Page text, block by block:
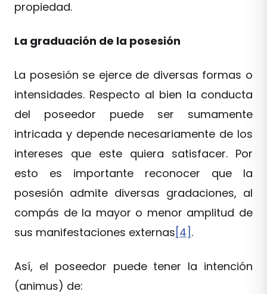
propiedad.
La graduación de la posesión
La posesión se ejerce de diversas formas o
intensidades. Respecto al bien la conducta
del poseedor puede ser sumamente
intricada y depende necesariamente de los
intereses que este quiera satisfacer. Por
esto es importante reconocer que la
posesión admite diversas gradaciones, al
compás de la mayor o menor amplitud de
sus manifestaciones externas [4] .
Así, el poseedor puede tener la intención
(animus) de: